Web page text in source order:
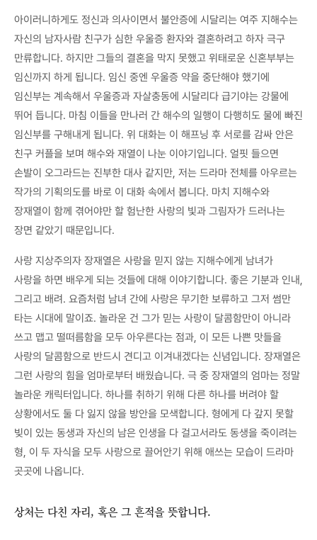
아이러니하게도 정신과 의사이면서 불안증에 시달리는 여주 지해수는
자신의 남자사람 친구가 심한 우울증 환자와 결혼하려고 하자 극구
만류합니다. 하지만 그들의 결혼을 막지 못했고 위태로운 신혼부부는
임신까지 하게 됩니다. 임신 중엔 우울증 약을 중단해야 했기에
임신부는 계속해서 우울증과 자살충동에 시달리다 급기야는 강물에
뛰어 듭니다. 마침 이들을 만나러 간 해수의 일행이 다행히도 물에 빠진
임신부를 구해내게 됩니다. 위 대화는 이 해프닝 후 서로를 감싸 안은
친구 커플을 보며 해수와 재열이 나눈 이야기입니다. 얼핏 들으면
손발이 오그라드는 진부한 대사 같지만, 저는 드라마 전체를 아우르는
작가의 기획의도를 바로 이 대화 속에서 봅니다. 마치 지해수와
장재열이 함께 겪어야만 할 험난한 사랑의 빛과 그림자가 드러나는
장면 같았기 때문입니다.
사랑 지상주의자 장재열은 사랑을 믿지 않는 지해수에게 남녀가
사랑을 하면 배우게 되는 것들에 대해 이야기합니다. 좋은 기분과 인내,
그리고 배려. 요즘처럼 남녀 간에 사랑은 무기한 보류하고 그저 썸만
타는 시대에 말이죠. 놀라운 건 그가 믿는 사랑이 달콤함만이 아니라
쓰고 맵고 떨떠름함을 모두 아우른다는 점과, 이 모든 나쁜 맛들을
사랑의 달콤함으로 반드시 견디고 이겨내겠다는 신념입니다. 장재열은
그런 사랑의 힘을 엄마로부터 배웠습니다. 극 중 장재열의 엄마는 정말
놀라운 캐릭터입니다. 하나를 취하기 위해 다른 하나를 버려야 할
상황에서도 둘 다 잃지 않을 방안을 모색합니다. 형에게 다 갚지 못할
빚이 있는 동생과 자신의 남은 인생을 다 걸고서라도 동생을 죽이려는
형, 이 두 자식을 모두 사랑으로 끌어안기 위해 애쓰는 모습이 드라마
곳곳에 나옵니다.
상처는 다친 자리, 혹은 그 흔적을 뜻합니다.